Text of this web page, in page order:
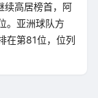
续高居榜首，阿
。亚洲球队方
在第81位，位列